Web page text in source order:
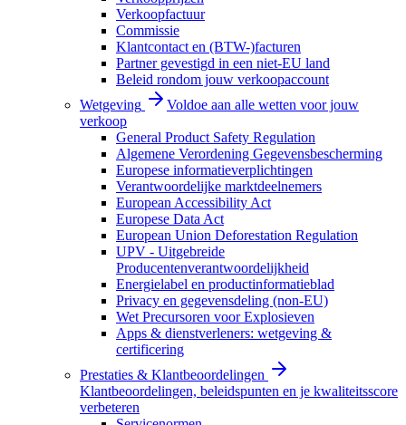
Verkoopfactuur
Commissie
Klantcontact en (BTW-)facturen
Partner gevestigd in een niet-EU land
Beleid rondom jouw verkoopaccount
Wetgeving
Voldoe aan alle wetten voor jouw
verkoop
General Product Safety Regulation
Algemene Verordening Gegevensbescherming
Europese informatieverplichtingen
Verantwoordelijke marktdeelnemers
European Accessibility Act
Europese Data Act
European Union Deforestation Regulation
UPV - Uitgebreide
Producentenverantwoordelijkheid
Energielabel en productinformatieblad
Privacy en gegevensdeling (non-EU)
Wet Precursoren voor Explosieven
Apps & dienstverleners: wetgeving &
certificering
Prestaties & Klantbeoordelingen
Klantbeoordelingen, beleidspunten en je kwaliteitsscore
verbeteren